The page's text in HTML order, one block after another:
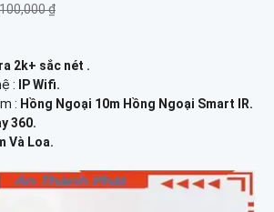
₫
2k+ sắc nét .
: IP Wifi.
: Hồng Ngoại 10m Hồng Ngoại Smart IR.
360.
Và Loa.